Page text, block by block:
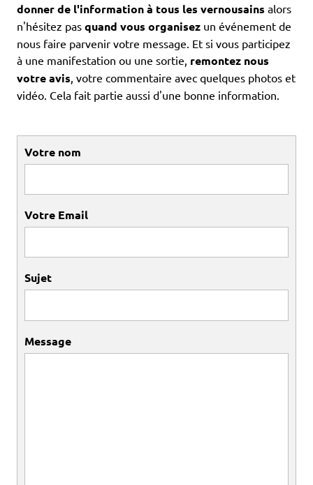
donner de l'information à tous les vernousains alors
n'hésitez pas quand vous organisez un événement de
nous faire parvenir votre message. Et si vous participez
à une manifestation ou une sortie, remontez nous
votre avis , votre commentaire avec quelques photos et
vidéo. Cela fait partie aussi d'une bonne information.
Votre nom
Votre Email
Sujet
Message